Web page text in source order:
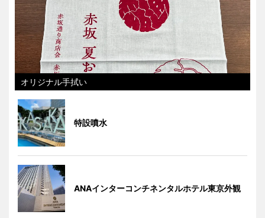
オリジナル手拭い
特設噴水
ANAインターコンチネンタルホテル東京外観